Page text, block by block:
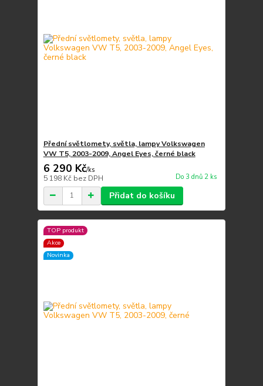
Přední světlomety, světla, lampy Volkswagen
VW T5, 2003-2009, Angel Eyes, černé black
6 290 Kč/ks
5 198 Kč bez DPH Do 3 dnů 2 ks
Přidat do košíku
TOP produkt
Akce
Novinka